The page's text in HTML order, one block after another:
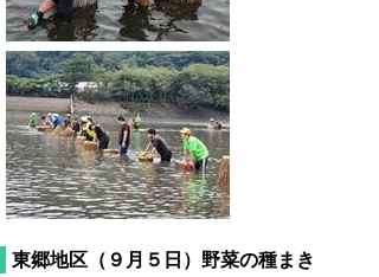
東郷地区（９月５日）野菜の種まき